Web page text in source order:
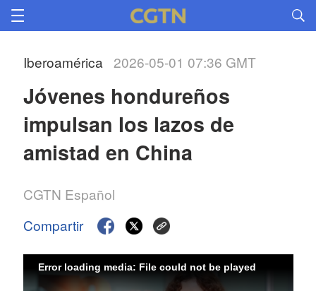
Iberoamérica 2026-05-01 07:36 GMT
Jóvenes hondureños
impulsan los lazos de
amistad en China
CGTN Español
Compartir
Error loading media: File could not be played